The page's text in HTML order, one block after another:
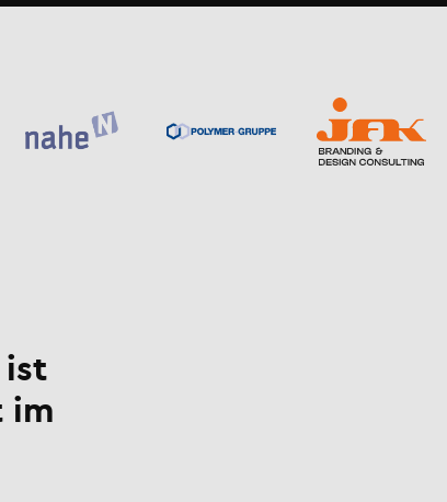
ist
im